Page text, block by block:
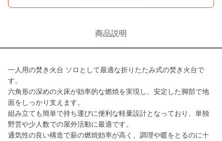
商品説明
一人用の焚き火台 ソロとして最適な折りたたみ式の焚き火台で
す。
六角形の深めの火床が効率的な燃焼を実現し、安定した脚部で地
面をしっかり支えます。
組み立ても簡単で持ち運びに便利な軽量設計となっており、単独
野営や少人数での屋外活動に最適です。
通気性の良い構造で薪の燃焼効率が高く、調理や暖をとるのに十